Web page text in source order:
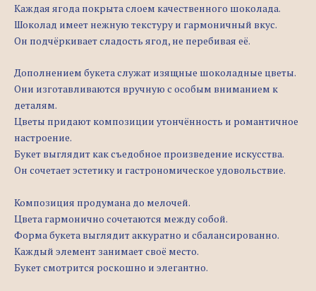
Каждая ягода покрыта слоем качественного шоколада.
Шоколад имеет нежную текстуру и гармоничный вкус.
Он подчёркивает сладость ягод, не перебивая её.
Дополнением букета служат изящные шоколадные цветы.
Они изготавливаются вручную с особым вниманием к
деталям.
Цветы придают композиции утончённость и романтичное
настроение.
Букет выглядит как съедобное произведение искусства.
Он сочетает эстетику и гастрономическое удовольствие.
Композиция продумана до мелочей.
Цвета гармонично сочетаются между собой.
Форма букета выглядит аккуратно и сбалансированно.
Каждый элемент занимает своё место.
Букет смотрится роскошно и элегантно.